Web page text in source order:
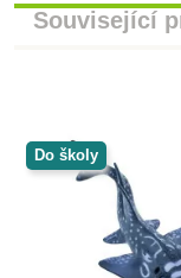
Související
Do školy